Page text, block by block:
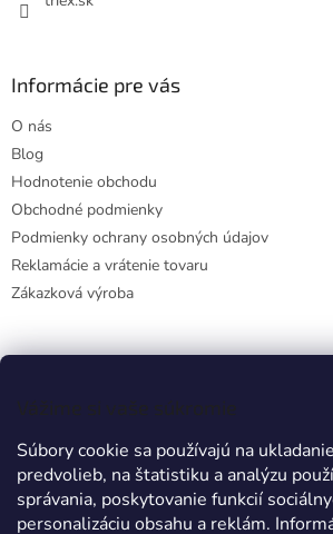
Vážime si vaše súkromie
Súbory cookie sa používajú na
predvolieb, na štatistiku a analýzu
správania, poskytovanie funkcií
personalizáciu obsahu a reklám.
Informácie pre vás
O nás
Blog
Hodnotenie obchodu
Obchodné podmienky
Podmienky ochrany osobných údajov
Reklamácie a vrátenie tovaru
Zákazková výroba
Prijímame online platby